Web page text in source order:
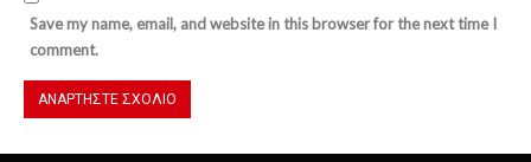
Save my name, email, and website in this browser for the next time I
comment.